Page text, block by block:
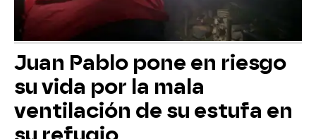
Juan Pablo pone en riesgo
su vida por la mala
ventilación de su estufa en